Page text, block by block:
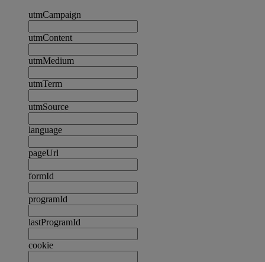
utmCampaign
utmContent
utmMedium
utmTerm
utmSource
language
pageUrl
formId
programId
lastProgramId
cookie